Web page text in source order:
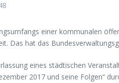
einer kommunalen
Das hat das
eines städtischen
2017 und seine Folgen“